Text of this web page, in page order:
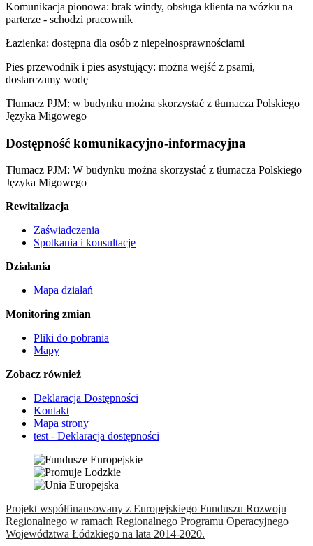
Komunikacja pionowa: brak windy, obsługa klienta na wózku na
parterze - schodzi pracownik
Łazienka: dostępna dla osób z niepełnosprawnościami
Pies przewodnik i pies asystujący: można wejść z psami,
dostarczamy wodę
Tłumacz PJM: w budynku można skorzystać z tłumacza Polskiego
Języka Migowego
Dostępność komunikacyjno-informacyjna
Tłumacz PJM: W budynku można skorzystać z tłumacza Polskiego
Języka Migowego
Rewitalizacja
Zaświadczenia
Spotkania i konsultacje
Działania
Mapa działań
Monitoring zmian
Pliki do pobrania
Mapy
Zobacz również
Deklaracja Dostępności
Kontakt
Mapa strony
test - Deklaracja dostępności
Projekt współfinansowany z Europejskiego Funduszu Rozwoju
Regionalnego w ramach Regionalnego Programu Operacyjnego
Województwa Łódzkiego na lata 2014-2020.